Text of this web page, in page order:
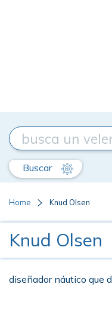
Buscar
Home Knud Olsen
Knud Olsen
diseñador náutico que